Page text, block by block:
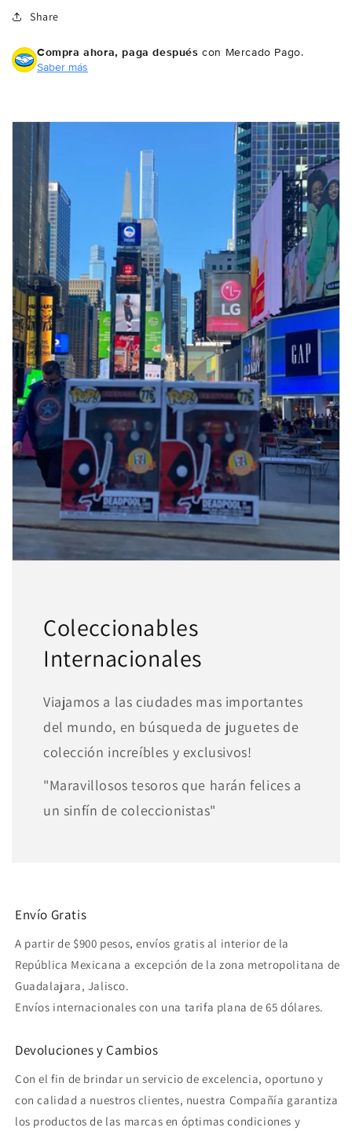
Share
Compra ahora, paga después con Mercado Pago.
Saber más
Coleccionables
Internacionales
Viajamos a las ciudades mas importantes
del mundo, en búsqueda de juguetes de
colección increíbles y exclusivos!
"Maravillosos tesoros que harán felices a
un sinfín de coleccionistas"
Envío Gratis
A partir de $900 pesos, envíos gratis al interior de la
República Mexicana a excepción de la zona metropolitana de
Guadalajara, Jalisco.
Envíos internacionales con una tarifa plana de 65 dólares.
Devoluciones y Cambios
Con el fin de brindar un servicio de excelencia, oportuno y
con calidad a nuestros clientes, nuestra Compañía garantiza
los productos de las marcas en óptimas condiciones y
Compra ahora y paga a meses
sin tarjeta de crédito
1 Agrega tu producto al carrito yelige
pagar con Meses sin Tarjeta.
En tu cuenta de Mercado Pago,elige
la cantidad de meses
y confirma.
3 Paga mes a mescon saldo disponible,
débito u otros medios.
Crédito sujeto a aprobación.
¿Tienes dudas? Consulta nuestraAyuda.